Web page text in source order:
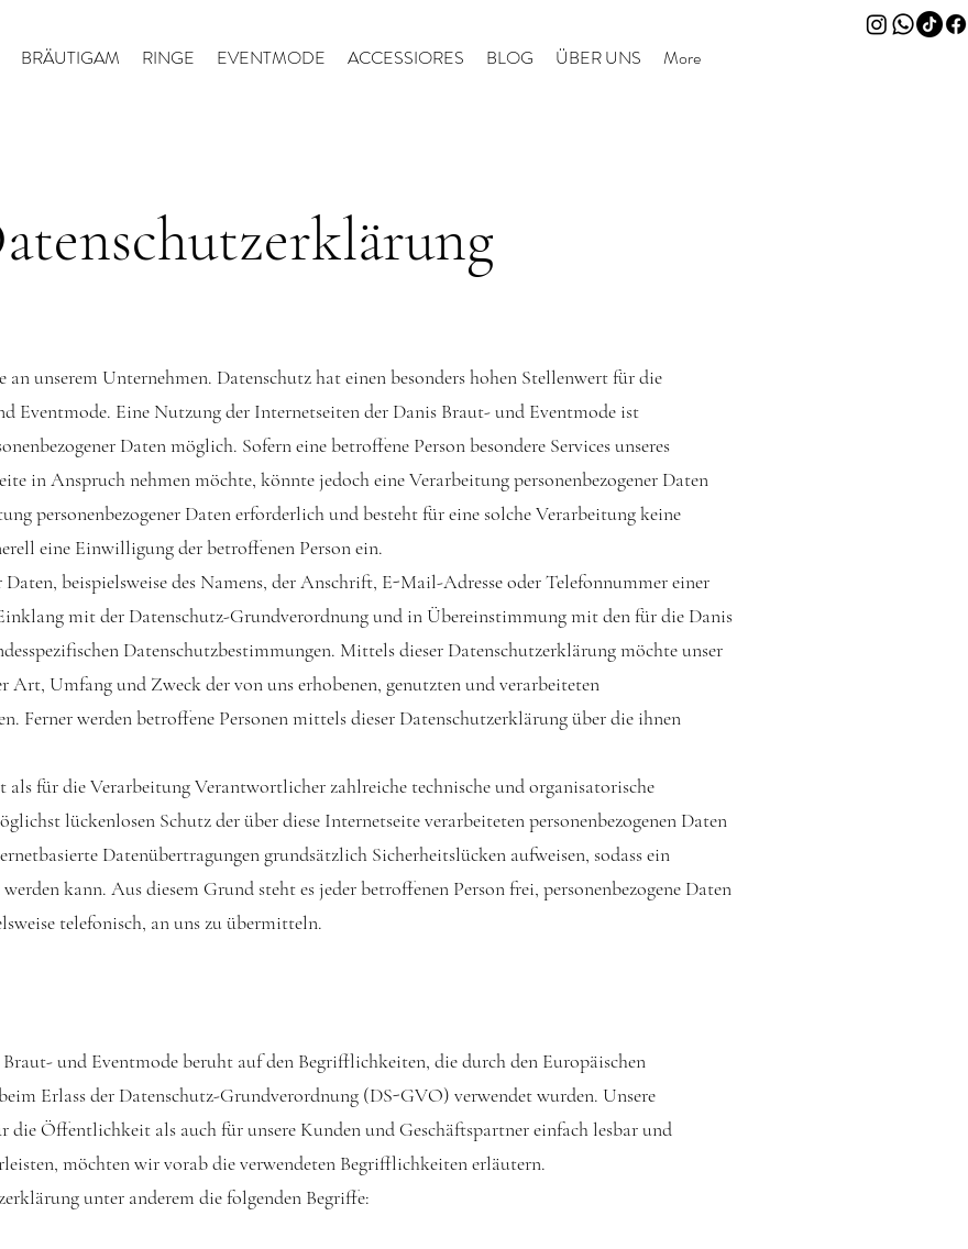
BRÄUTIGAM RINGE EVENTMODE ACCESSIORES BLOG ÜBER UNS More
an unserem Unternehmen. Datenschutz hat einen besonders hohen Stellenwert für die
Eventmode. Eine Nutzung der Internetseiten der Danis Braut- und Eventmode ist
Daten möglich. Sofern eine betroffene Person besondere Services unseres
in Anspruch nehmen möchte, könnte jedoch eine Verarbeitung personenbezogener Daten
personenbezogener Daten erforderlich und besteht für eine solche Verarbeitung keine
eine Einwilligung der betroffenen Person ein.
Daten, beispielsweise des Namens, der Anschrift, E-Mail-Adresse oder Telefonnummer einer
mit der Datenschutz-Grundverordnung und in Übereinstimmung mit den für die Danis
Datenschutzbestimmungen. Mittels dieser Datenschutzerklärung möchte unser
Umfang und Zweck der von uns erhobenen, genutzten und verarbeiteten
Ferner werden betroffene Personen mittels dieser Datenschutzerklärung über die ihnen
für die Verarbeitung Verantwortlicher zahlreiche technische und organisatorische
lückenlosen Schutz der über diese Internetseite verarbeiteten personenbezogenen Daten
Datenübertragungen grundsätzlich Sicherheitslücken aufweisen, sodass ein
kann. Aus diesem Grund steht es jeder betroffenen Person frei, personenbezogene Daten
telefonisch, an uns zu übermitteln.
und Eventmode beruht auf den Begrifflichkeiten, die durch den Europäischen
Erlass der Datenschutz-Grundverordnung (DS-GVO) verwendet wurden. Unsere
die Öffentlichkeit als auch für unsere Kunden und Geschäftspartner einfach lesbar und
möchten wir vorab die verwendeten Begrifflichkeiten erläutern.
unter anderem die folgenden Begriffe: